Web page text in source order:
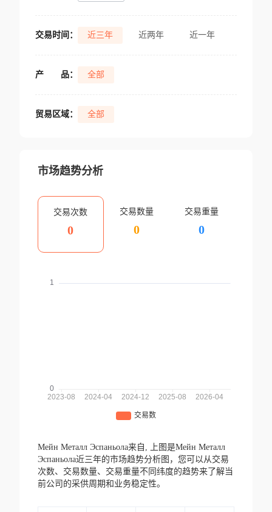
交易时间： 近三年 近两年 近一年
产 品： 全部
贸易区域： 全部
市场趋势分析
交易次数
0
交易数量
0
交易重量
0
Мейн Металл Эспаньола来自,
上图是Мейн Металл
Эспаньола近三年的市场趋势分析图，您可以从交易
次数、交易数量、交易重量不同纬度的趋势来了解当
前公司的采供周期和业务稳定性。